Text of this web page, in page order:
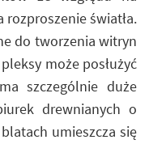
światła.
do tworzenia witryn
może posłużyć
szczególnie duże
drewnianych o
umieszcza się